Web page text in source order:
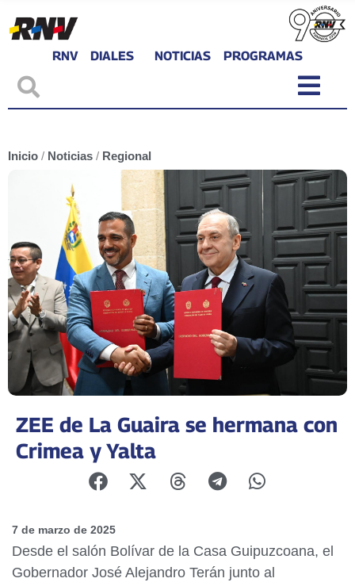
RNV DIALES NOTICIAS PROGRAMAS
Inicio / Noticias / Regional
ZEE de La Guaira se hermana con
Crimea y Yalta
7 de marzo de 2025
Desde el salón Bolívar de la Casa Guipuzcoana, el
Gobernador José Alejandro Terán junto al